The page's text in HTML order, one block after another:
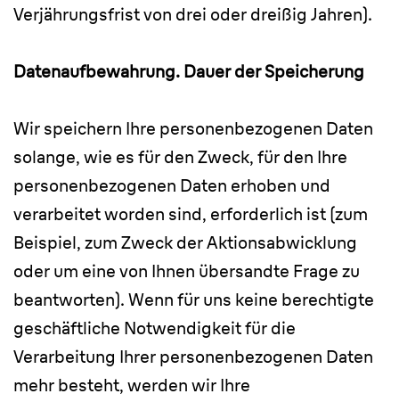
Verjährungsfrist von drei oder dreißig Jahren).
Datenaufbewahrung. Dauer der Speicherung
Wir speichern Ihre personenbezogenen Daten
solange, wie es für den Zweck, für den Ihre
personenbezogenen Daten erhoben und
verarbeitet worden sind, erforderlich ist (zum
Beispiel, zum Zweck der Aktionsabwicklung
oder um eine von Ihnen übersandte Frage zu
beantworten). Wenn für uns keine berechtigte
geschäftliche Notwendigkeit für die
Verarbeitung Ihrer personenbezogenen Daten
mehr besteht, werden wir Ihre